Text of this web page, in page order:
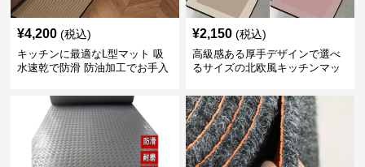
¥4,200 (税込)
キッチンに最適なL型マット 吸
水速乾で防滑 防油加工でお手入
¥2,150 (税込)
高級感ある厚手デザインで選べ
るサイズの北欧風キッチンマッ